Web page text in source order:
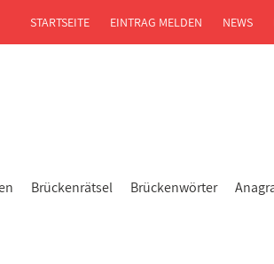
Brückenrätsel Brückenwörter
STARTSEITE EINTRAG MELDEN NEWS